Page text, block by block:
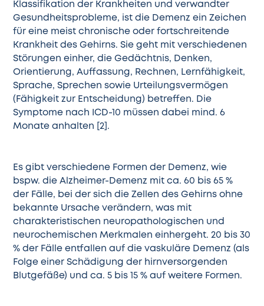
Klassifikation der Krankheiten und verwandter
Gesundheitsprobleme, ist die Demenz ein Zeichen
für eine meist chronische oder fortschreitende
Krankheit des Gehirns. Sie geht mit verschiedenen
Störungen einher, die Gedächtnis, Denken,
Orientierung, Auffassung, Rechnen, Lernfähigkeit,
Sprache, Sprechen sowie Urteilungsvermögen
(Fähigkeit zur Entscheidung) betreffen. Die
Symptome nach ICD-10 müssen dabei mind. 6
Monate anhalten [2].
Es gibt verschiedene Formen der Demenz, wie
bspw. die Alzheimer-Demenz mit ca. 60 bis 65 %
der Fälle, bei der sich die Zellen des Gehirns ohne
bekannte Ursache verändern, was mit
charakteristischen neuropathologischen und
neurochemischen Merkmalen einhergeht. 20 bis 30
% der Fälle entfallen auf die vaskuläre Demenz (als
Folge einer Schädigung der hirnversorgenden
Blutgefäße) und ca. 5 bis 15 % auf weitere Formen.